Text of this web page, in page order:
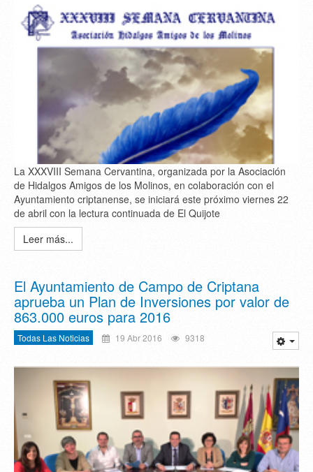
La XXXVIII Semana Cervantina, organizada por la Asociación
de Hidalgos Amigos de los Molinos, en colaboración con el
Ayuntamiento criptanense, se iniciará este próximo viernes 22
de abril con la lectura continuada de El Quijote
Leer más...
El Ayuntamiento de Campo de Criptana
aprueba un Plan de Inversiones por valor de
863.000 euros para 2016
Todas Las Noticias 19 Abr 2016 9318